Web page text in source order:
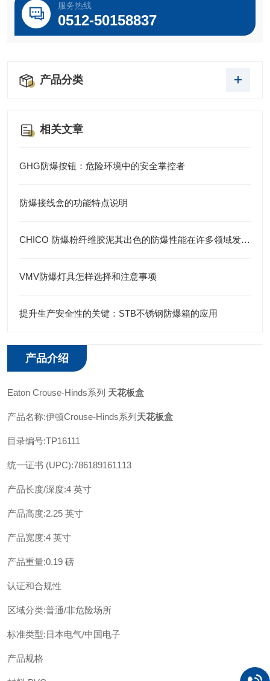
服务热线
0512-50158837
产品分类
相关文章
GHG防爆按钮：危险环境中的安全掌控者
防爆接线盒的功能特点说明
CHICO 防爆粉纤维胶泥其出色的防爆性能在许多领域发挥着重要的作用
VMV防爆灯具怎样选择和注意事项
提升生产安全性的关键：STB不锈钢防爆箱的应用
产品介绍
Eaton Crouse-Hinds系列 天花板盒
产品名称:伊顿Crouse-Hinds系列 天花板盒
目录编号:TP16111
统一证书 (UPC):786189161113
产品长度/深度:4 英寸
产品高度:2.25 英寸
产品宽度:4 英寸
产品重量:0.19 磅
认证和合规性
区域分类:普通/非危险场所
标准类型:日本电气/中国电子
产品规格